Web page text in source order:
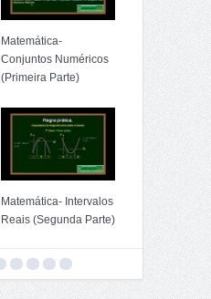
Matemática-
Conjuntos Numéricos
(Primeira Parte)
Matemática- Intervalos
Reais (Segunda Parte)